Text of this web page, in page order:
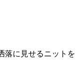
落に見せるニットを